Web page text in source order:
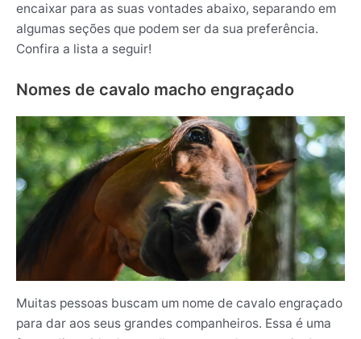
encaixar para as suas vontades abaixo, separando em
algumas seções que podem ser da sua preferência.
Confira a lista a seguir!
Nomes de cavalo macho engraçado
Muitas pessoas buscam um nome de cavalo engraçado
para dar aos seus grandes companheiros. Essa é uma